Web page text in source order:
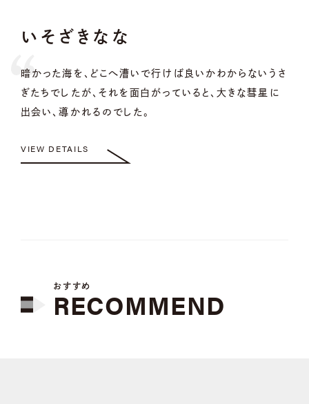
いそざきなな
暗かった海を、どこへ漕いで行けば良いかわからないうさ
ぎたちでしたが、それを面白がっていると、大きな彗星に
出会い、導かれるのでした。
VIEW DETAILS
おすすめ
RECOMMEND